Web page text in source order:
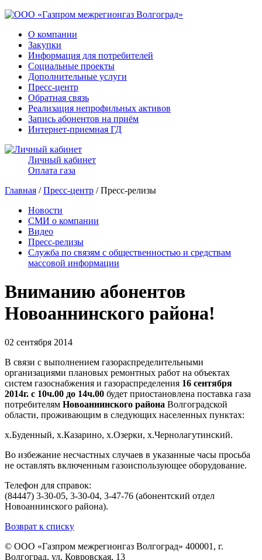
О компании
Закупки
Информация для потребителей
Социальные проекты
Дополнительные услуги
Пресс-центр
Обратная связь
Реализация непрофильных активов
Запись абонентов на приём
Интернет-приемная ГД
Личный кабинет
Оплата газа
Главная /Пресс-центр / Пресс-релизы
Новости
СМИ о компании
Видео
Пресс-релизы
Служба по связям с общественностью и средствам
массовой информации
Вниманию абонентов
Новоаннинского района!
02 сентября 2014
В связи с выполнением газораспределительными
организациями плановых ремонтных работ на объектах
систем газоснабжения и газораспределения 16 сентября
2014г. с 10ч.00 до 14ч.00 будет приостановлена поставка газа
потребителям Новоаннинского района Волгоградской
области, проживающим в следующих населенных пунктах:
х.Буденный, х.Казарино, х.Озерки, х.Чернолагутинский.
Во избежание несчастных случаев в указанные часы просьба
не оставлять включенным газоиспользующее оборудование.
Телефон для справок:
(84447) 3-30-05, 3-30-04, 3-47-76 (абонентский отдел
Новоаннинского района).
Возврат к списку
© ООО «Газпром межрегионгаз Волгоград» 400001, г.
Волгоград, ул. Ковровская, 13